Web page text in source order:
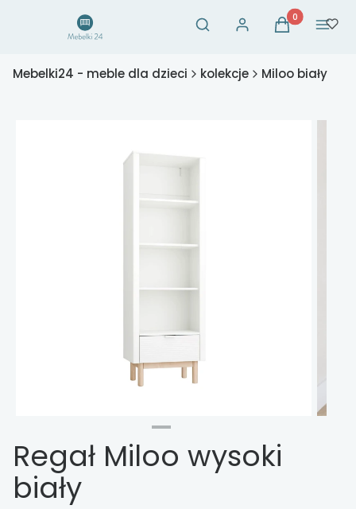
Otwórz wyszukiwarkę
Szukaj Zaloguj sięProdukty w
Koszyk Menu
Mebelki24 - meble dla dzieci kolekcje Miloo biały
Regał Miloo wysoki
biały